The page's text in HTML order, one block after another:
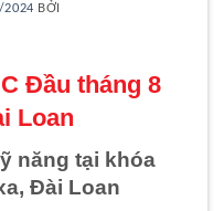
2024 BỞI
Đầu tháng 8
Loan
năng tại khóa
Đài Loan